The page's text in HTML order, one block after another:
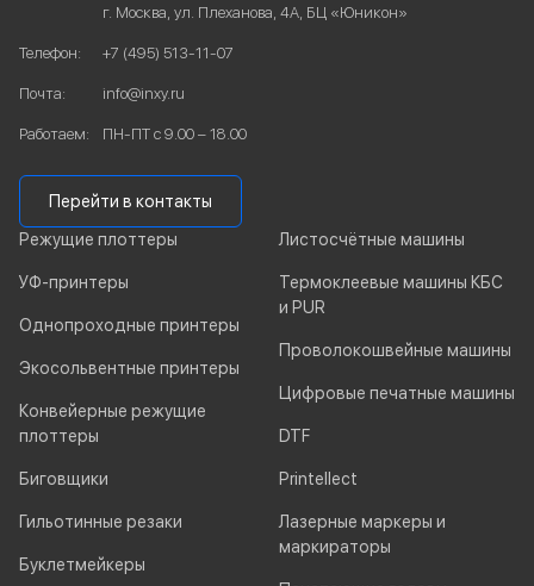
Режущие плоттеры
УФ-принтеры
Однопроходные принтеры
Экосольвентные принтеры
Конвейерные режущие
плоттеры
Биговщики
Гильотинные резаки
Буклетмейкеры
Листосчётные машины
Термоклеевые машины КБС
и PUR
Проволокошвейные машины
Цифровые печатные машины
DTF
Printellect
Лазерные маркеры и
маркираторы
г. Москва, ул. Плеханова, 4А, БЦ «Юникон»
Телефон: +7 (495) 513-11-07
Почта: info@inxy.ru
Работаем: ПН-ПТ с 9.00 – 18.00
Перейти в контакты